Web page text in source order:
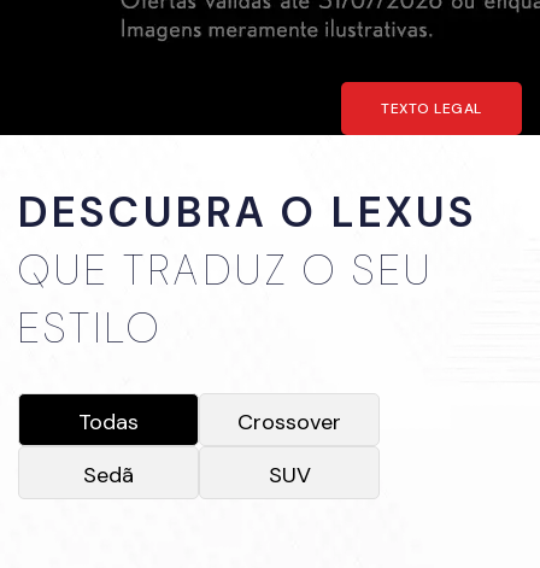
TEXTO LEGAL
DESCUBRA O LEXUS
QUE TRADUZ O SEU
ESTILO
Todas
Crossover
Sedã
SUV